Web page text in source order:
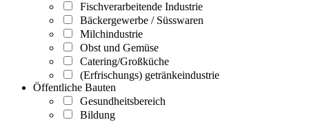
Fischverarbeitende Industrie
Bäckergewerbe / Süsswaren
Milchindustrie
Obst und Gemüse
Catering/Großküche
(Erfrischungs) getränkeindustrie
Öffentliche Bauten
Gesundheitsbereich
Bildung